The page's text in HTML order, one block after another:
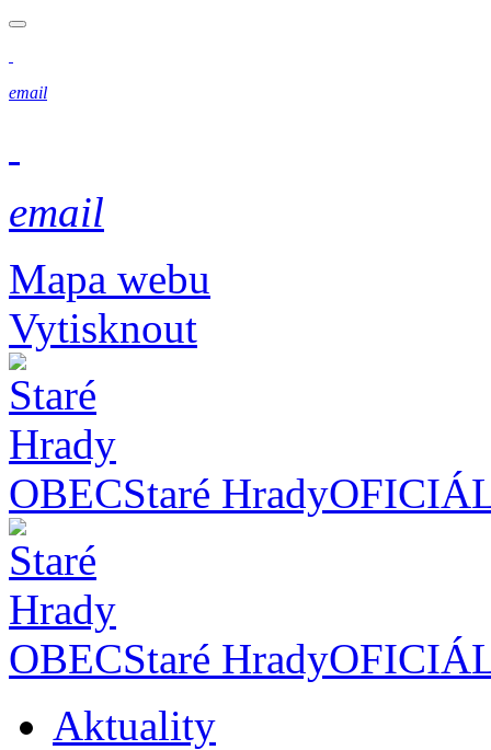
email
email
Mapa webu
Vytisknout
OBECStaré Hrady
OBECStaré Hrady
Aktuality